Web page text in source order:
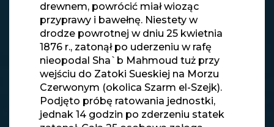
drewnem, powrócić miał wioząc
przyprawy i bawełnę. Niestety w
drodze powrotnej w dniu 25 kwietnia
1876 r., zatonął po uderzeniu w rafę
nieopodal Sha`b Mahmoud tuż przy
wejściu do Zatoki Sueskiej na Morzu
Czerwonym (okolica Szarm el-Szejk).
Podjęto próbę ratowania jednostki,
jednak 14 godzin po zderzeniu statek